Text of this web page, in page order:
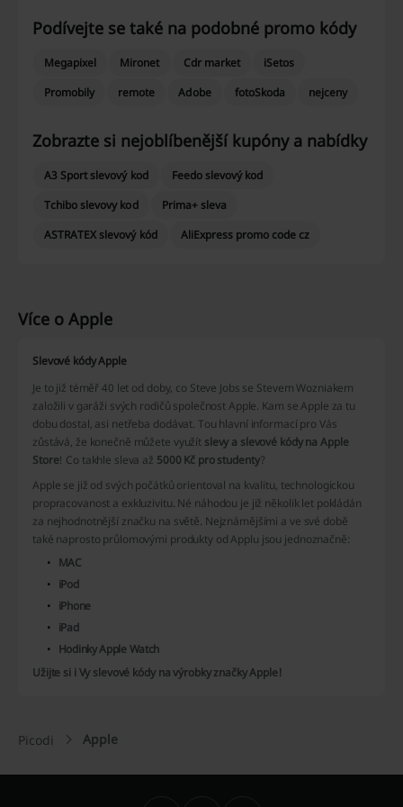
Podívejte se také na podobné promo kódy
Megapixel Mironet Cdr market
iSetos
Promobily
remote Adobe fotoSkoda nejceny
Zobrazte si nejoblíbenější kupóny a nabídky
A3 Sport slevový kod
Feedo slevový kod
Tchibo slevovy kod
Prima+ sleva
ASTRATEX slevový kód
AliExpress promo code cz
Více o Apple
Slevové kódy Apple
Je to již téměř 40 let od doby, co Steve Jobs se Stevem Wozniakem
založili v garáži svých rodičů společnost Apple. Kam se Apple za tu
dobu dostal, asi netřeba dodávat. Tou hlavní informací pro Vás
zůstává, že konečně můžete využít slevy a slevové kódy na Apple
Store! Co takhle sleva až 5000 Kč pro studenty?
Apple se již od svých počátků orientoval na kvalitu, technologickou
propracovanost a exkluzivitu. Né náhodou je již několik let pokládán
za nejhodnotnější značku na světě. Nejznámějšími a ve své době
také naprosto průlomovými produkty od Applu jsou jednoznačně:
MAC
iPod
iPhone
iPad
Hodinky Apple Watch
Užijte si i Vy slevové kódy na výrobky značky Apple!
Picodi Apple